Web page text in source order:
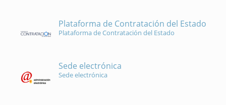
Plataforma de Contratación del Estado
Plataforma de Contratación del Estado
Sede electrónica
Sede electrónica